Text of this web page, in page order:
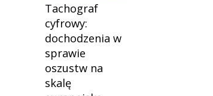
Tachograf
cyfrowy:
dochodzenia w
sprawie
oszustw na
skalę